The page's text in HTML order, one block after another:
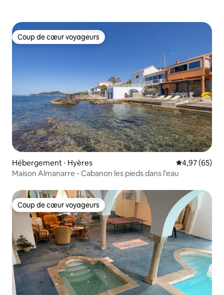
Coup de cœur voyageurs
Coup de cœur voyageurs
Hébergement ⋅ Hyères Évaluation
4,97 (65)
Maison Almanarre - Cabanon les pieds dans l'eau
Coup de cœur voyageurs
Coup de cœur voyageurs